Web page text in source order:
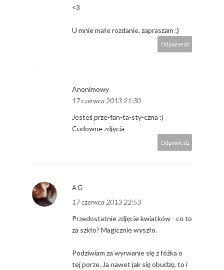
<3
U mnie małe rozdanie, zapraszam ;)
Odpowiedz
Anonimowy
17 czerwca 2013 21:30
Jesteś prze-fan-ta-sty-czna :)
Cudowne zdjęcia
Odpowiedz
AG
17 czerwca 2013 22:53
Przedostatnie zdjęcie kwiatków - co to
za szkło? Magicznie wyszło.
Podziwiam za wyrwanie się z łóżka o
tej porze. Ja nawet jak się obudzę, to i